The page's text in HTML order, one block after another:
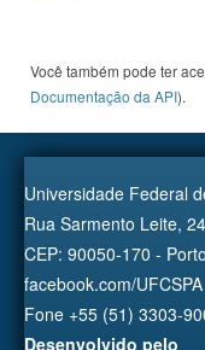
Você também pode ter
Documentação da API).
Universidade Federal
Rua Sarmento Leite,
CEP: 90050-170 -
facebook.com/
Fone +55 (51) 3303-
Desenvolvido pelo